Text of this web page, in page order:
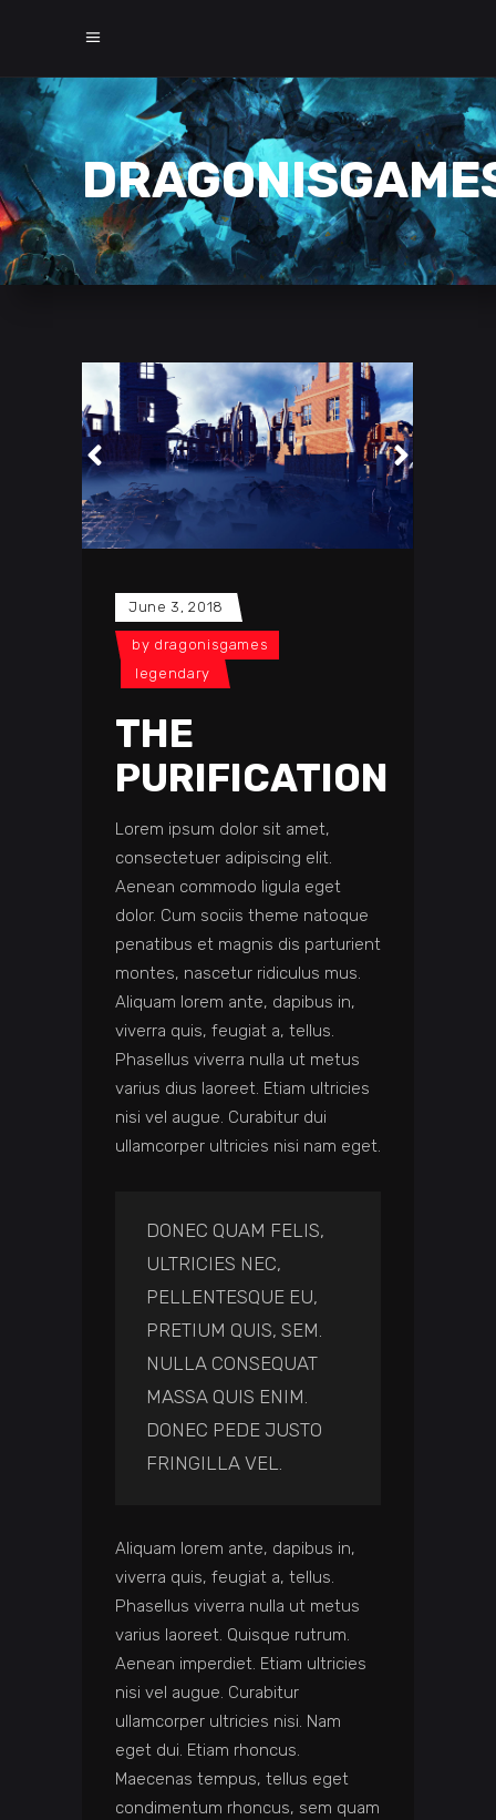
June 3, 2018
by dragonisgames
legendary
THE
PURIFICATION
Lorem ipsum dolor sit amet,
consectetuer adipiscing elit.
Aenean commodo ligula eget
dolor. Cum sociis theme natoque
penatibus et magnis dis parturient
montes, nascetur ridiculus mus.
Aliquam lorem ante, dapibus in,
viverra quis, feugiat a, tellus.
Phasellus viverra nulla ut metus
varius dius laoreet. Etiam ultricies
nisi vel augue. Curabitur dui
ullamcorper ultricies nisi nam eget.
DONEC QUAM FELIS,
ULTRICIES NEC,
PELLENTESQUE EU,
PRETIUM QUIS, SEM.
NULLA CONSEQUAT
MASSA QUIS ENIM.
DONEC PEDE JUSTO
FRINGILLA VEL.
Aliquam lorem ante, dapibus in,
viverra quis, feugiat a, tellus.
Phasellus viverra nulla ut metus
varius laoreet. Quisque rutrum.
Aenean imperdiet. Etiam ultricies
nisi vel augue. Curabitur
ullamcorper ultricies nisi. Nam
eget dui. Etiam rhoncus.
Maecenas tempus, tellus eget
condimentum rhoncus, sem quam